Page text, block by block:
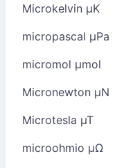
Microkelvin µK
micropascal µPa
micromol µmol
Micronewton µN
Microtesla µT
microohmio µΩ